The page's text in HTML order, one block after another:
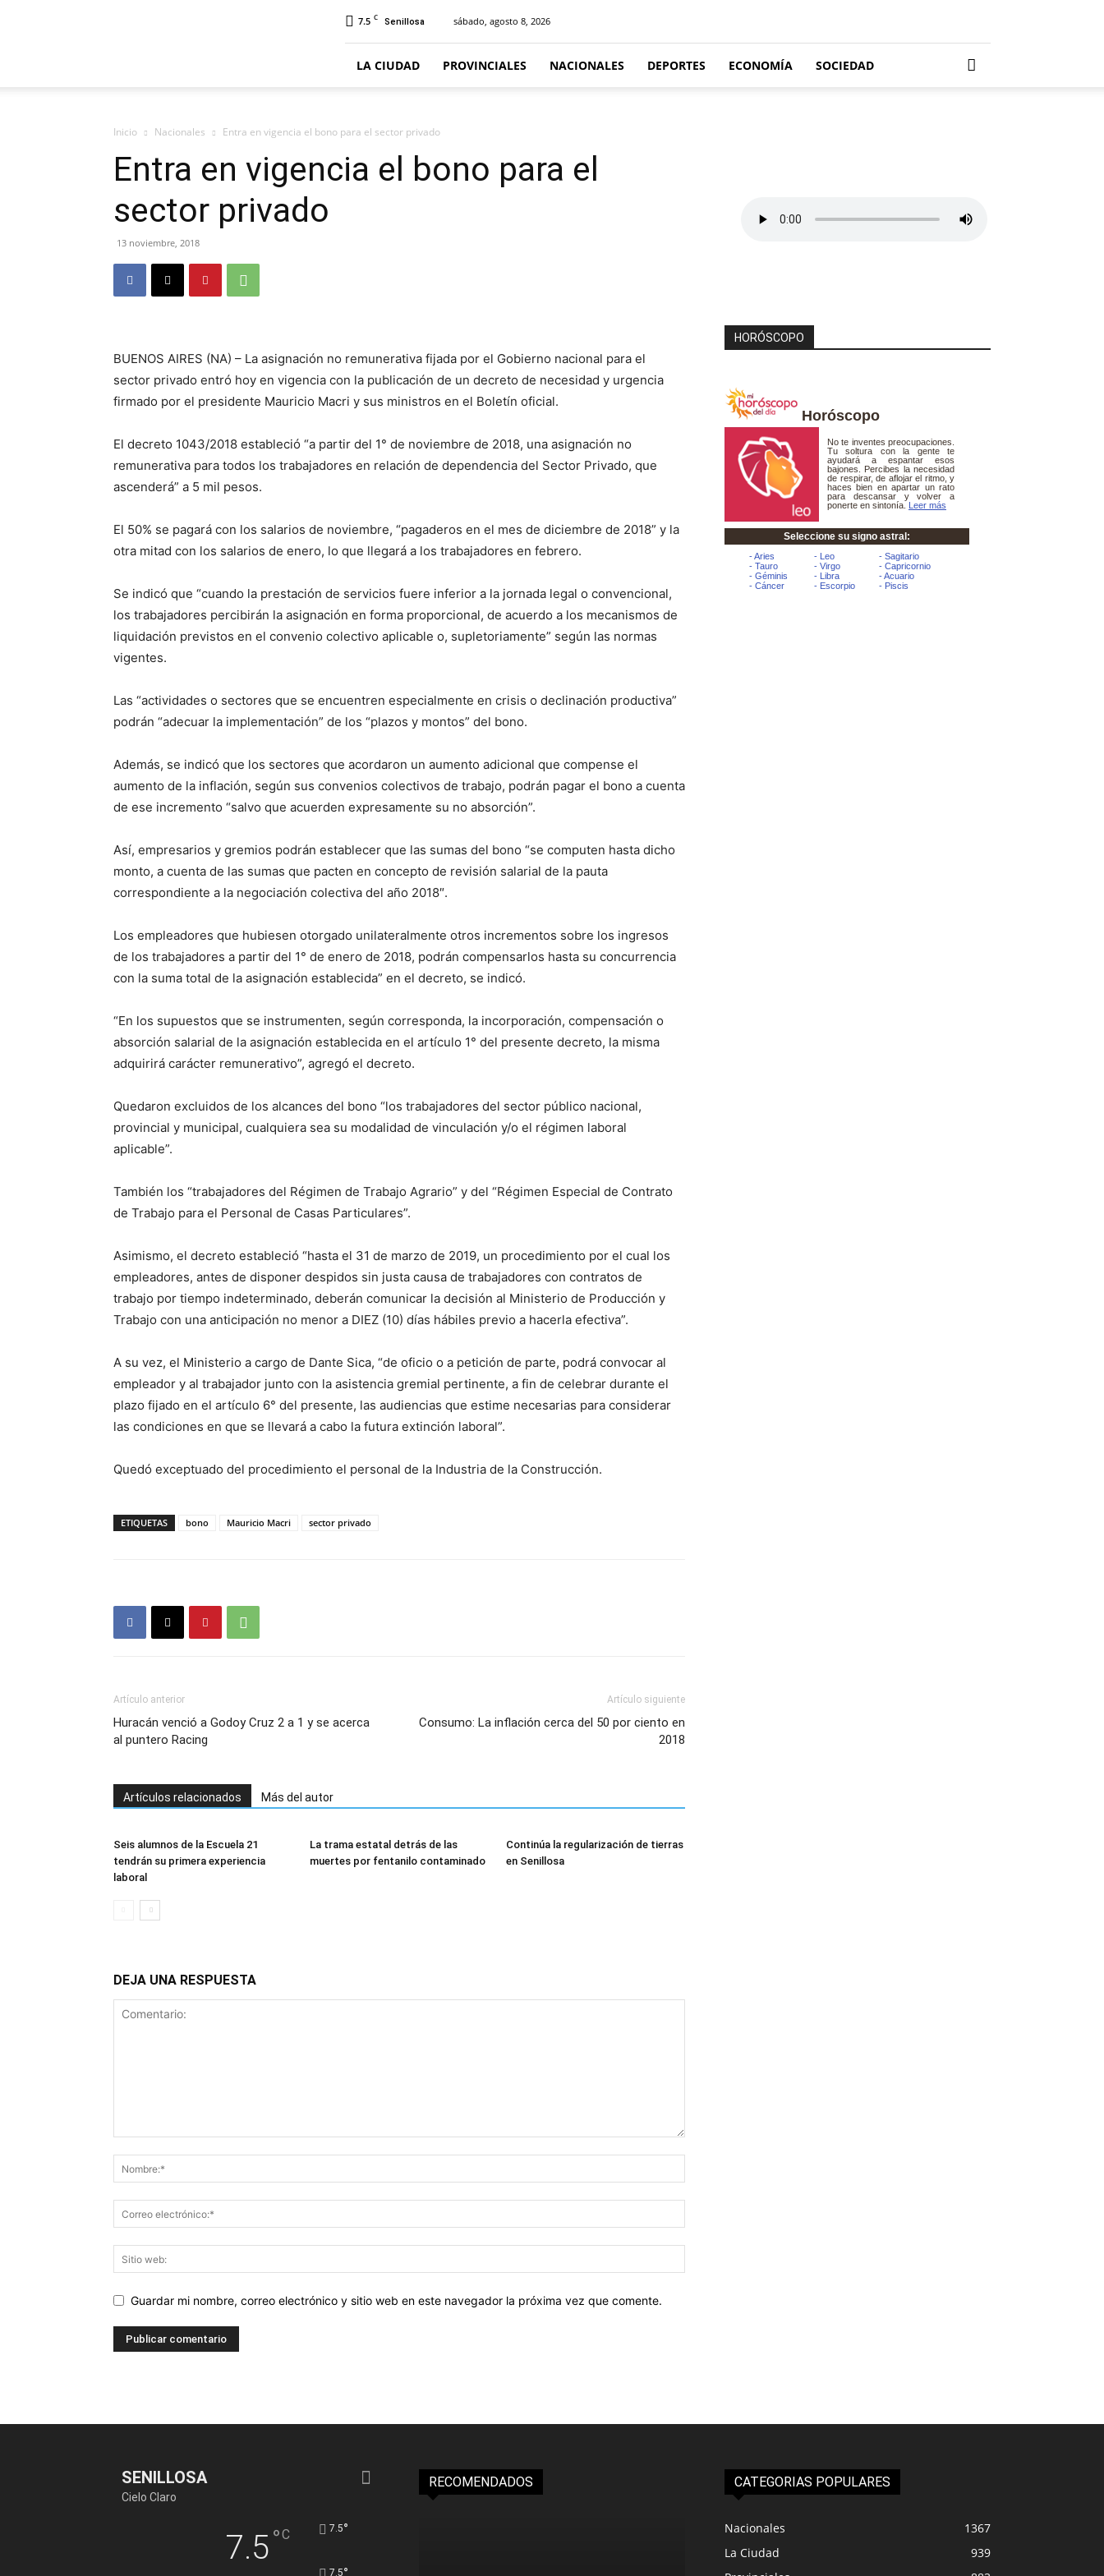
7.5 C Senillosa sábado, agosto 8, 2026
LA CIUDAD PROVINCIALES NACIONALES DEPORTES ECONOMÍA SOCIEDAD
Inicio Nacionales Entra en vigencia el bono para el sector privado
Entra en vigencia el bono para el
sector privado
13 noviembre, 2018
BUENOS AIRES (NA) – La asignación no remunerativa fijada por el Gobierno nacional para el
sector privado entró hoy en vigencia con la publicación de un decreto de necesidad y urgencia
firmado por el presidente Mauricio Macri y sus ministros en el Boletín oficial.
El decreto 1043/2018 estableció “a partir del 1° de noviembre de 2018, una asignación no
remunerativa para todos los trabajadores en relación de dependencia del Sector Privado, que
ascenderá” a 5 mil pesos.
El 50% se pagará con los salarios de noviembre, “pagaderos en el mes de diciembre de 2018” y la
otra mitad con los salarios de enero, lo que llegará a los trabajadores en febrero.
Se indicó que “cuando la prestación de servicios fuere inferior a la jornada legal o convencional,
los trabajadores percibirán la asignación en forma proporcional, de acuerdo a los mecanismos de
liquidación previstos en el convenio colectivo aplicable o, supletoriamente” según las normas
vigentes.
Las “actividades o sectores que se encuentren especialmente en crisis o declinación productiva”
podrán “adecuar la implementación” de los “plazos y montos” del bono.
Además, se indicó que los sectores que acordaron un aumento adicional que compense el
aumento de la inflación, según sus convenios colectivos de trabajo, podrán pagar el bono a cuenta
de ese incremento “salvo que acuerden expresamente su no absorción”.
Así, empresarios y gremios podrán establecer que las sumas del bono “se computen hasta dicho
monto, a cuenta de las sumas que pacten en concepto de revisión salarial de la pauta
correspondiente a la negociación colectiva del año 2018″.
Los empleadores que hubiesen otorgado unilateralmente otros incrementos sobre los ingresos
de los trabajadores a partir del 1° de enero de 2018, podrán compensarlos hasta su concurrencia
con la suma total de la asignación establecida” en el decreto, se indicó.
“En los supuestos que se instrumenten, según corresponda, la incorporación, compensación o
absorción salarial de la asignación establecida en el artículo 1° del presente decreto, la misma
adquirirá carácter remunerativo”, agregó el decreto.
Quedaron excluidos de los alcances del bono “los trabajadores del sector público nacional,
provincial y municipal, cualquiera sea su modalidad de vinculación y/o el régimen laboral
aplicable”.
También los “trabajadores del Régimen de Trabajo Agrario” y del “Régimen Especial de Contrato
de Trabajo para el Personal de Casas Particulares”.
Asimismo, el decreto estableció “hasta el 31 de marzo de 2019, un procedimiento por el cual los
empleadores, antes de disponer despidos sin justa causa de trabajadores con contratos de
trabajo por tiempo indeterminado, deberán comunicar la decisión al Ministerio de Producción y
Trabajo con una anticipación no menor a DIEZ (10) días hábiles previo a hacerla efectiva”.
A su vez, el Ministerio a cargo de Dante Sica, “de oficio o a petición de parte, podrá convocar al
empleador y al trabajador junto con la asistencia gremial pertinente, a fin de celebrar durante el
plazo fijado en el artículo 6° del presente, las audiencias que estime necesarias para considerar
las condiciones en que se llevará a cabo la futura extinción laboral”.
Quedó exceptuado del procedimiento el personal de la Industria de la Construcción.
ETIQUETAS bono Mauricio Macri sector privado
Artículo anterior
Huracán venció a Godoy Cruz 2 a 1 y se acerca
al puntero Racing
Artículo siguiente
Consumo: La inflación cerca del 50 por ciento en
2018
Artículos relacionados Más del autor
Seis alumnos de la Escuela 21
tendrán su primera experiencia
laboral
La trama estatal detrás de las
muertes por fentanilo contaminado
Continúa la regularización de tierras
en Senillosa
DEJA UNA RESPUESTA
Guardar mi nombre, correo electrónico y sitio web en este navegador la próxima vez que comente.
HORÓSCOPO
Horóscopo
SENILLOSA
Cielo Claro
7.5°C 7.5°
7.5
RECOMENDADOS CATEGORIAS POPULARES
Nacionales
1367
La Ciudad
939